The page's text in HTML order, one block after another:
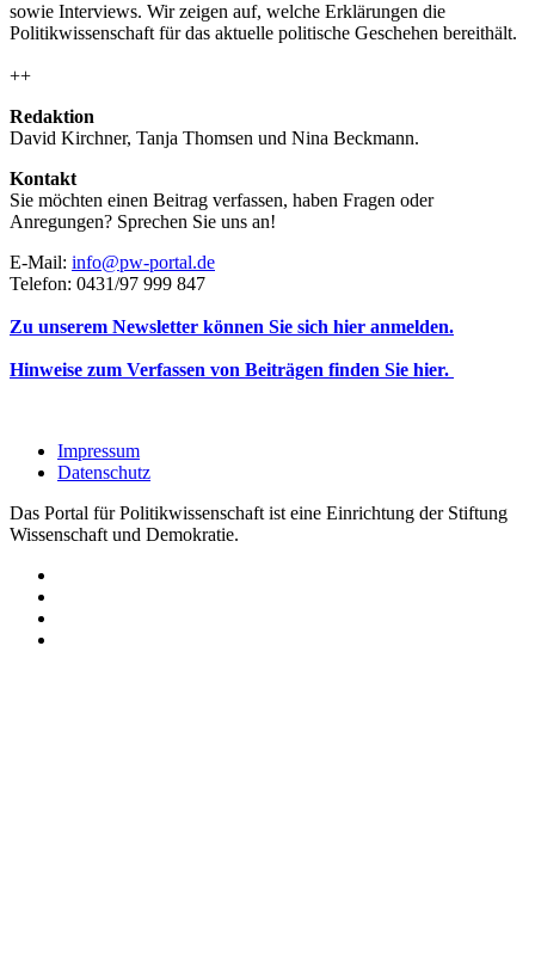
sowie Interviews. Wir zeigen auf, welche Erklärungen die
Politikwissenschaft für das aktuelle politische Geschehen bereithält.
++
Redaktion
David Kirchner, Tanja Thomsen und Nina Beckmann.
Kontakt
Sie möchten einen Beitrag verfassen, haben Fragen oder
Anregungen? Sprechen Sie uns an!
E-Mail: info@pw-portal.de
Telefon: 0431/97 999 847
Zu unserem Newsletter können Sie sich hier anmelden.
Hinweise zum Verfassen von Beiträgen finden Sie hier.
Impressum
Datenschutz
Das Portal für Politikwissenschaft ist eine Einrichtung der Stiftung
Wissenschaft und Demokratie.